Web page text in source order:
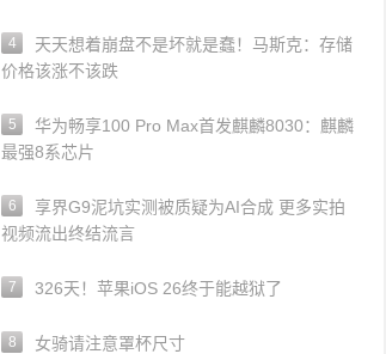
4
天天想着崩盘不是坏就是蠢！马斯克：存储
价格该涨不该跌
5
华为畅享100 Pro Max首发麒麟8030：麒麟
最强8系芯片
6
享界G9泥坑实测被质疑为AI合成 更多实拍
视频流出终结流言
7 326天！苹果iOS 26终于能越狱了
8 女骑请注意罩杯尺寸